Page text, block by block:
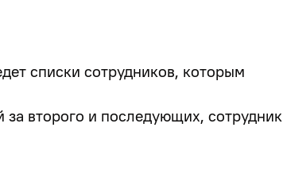
списки сотрудников, которым
второго и последующих, сотрудник